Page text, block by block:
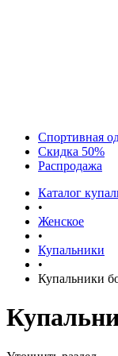
Спортивная
Скидка 50%
Распродажа
Каталог
•
Женское
•
Купальники
•
Купальники